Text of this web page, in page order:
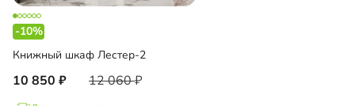
-10%
Книжный шкаф Лестер-2
10 850 12 060